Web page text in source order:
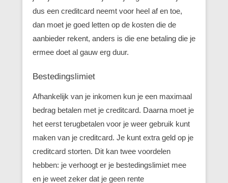
dus een creditcard neemt voor heel af en toe,
dan moet je goed letten op de kosten die de
aanbieder rekent, anders is die ene betaling die je
ermee doet al gauw erg duur.
Bestedingslimiet
Afhankelijk van je inkomen kun je een maximaal
bedrag betalen met je creditcard. Daarna moet je
het eerst terugbetalen voor je weer gebruik kunt
maken van je creditcard. Je kunt extra geld op je
creditcard storten. Dit kan twee voordelen
hebben: je verhoogt er je bestedingslimiet mee
en je weet zeker dat je geen rente